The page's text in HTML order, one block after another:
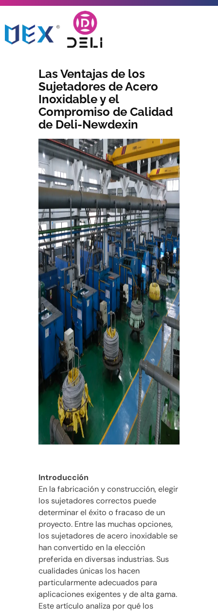
Las Ventajas de los
Sujetadores de Acero
Inoxidable y el
Compromiso de Calidad
de Deli-Newdexin
Introducción
En la fabricación y construcción, elegir
los sujetadores correctos puede
determinar el éxito o fracaso de un
proyecto. Entre las muchas opciones,
los sujetadores de acero inoxidable se
han convertido en la elección
preferida en diversas industrias. Sus
cualidades únicas los hacen
particularmente adecuados para
aplicaciones exigentes y de alta gama.
Este artículo analiza por qué los